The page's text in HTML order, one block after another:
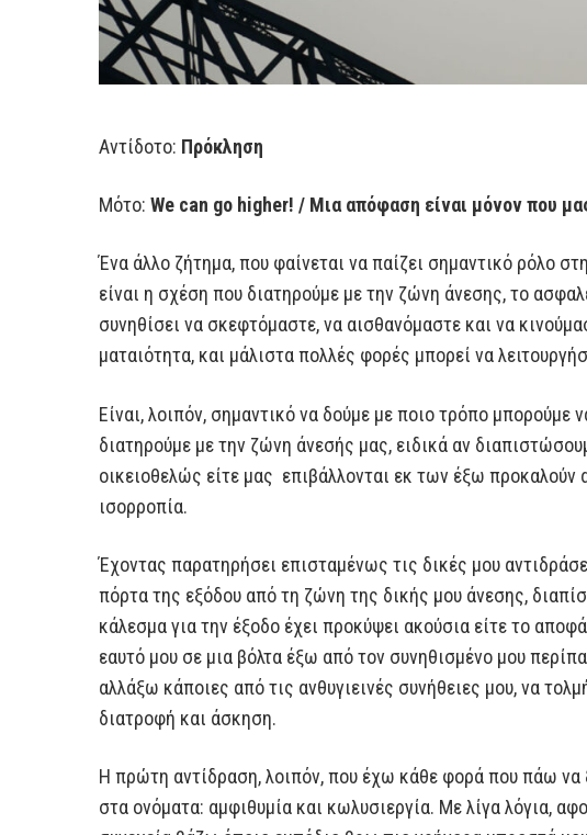
Αντίδοτο: Πρόκληση
Μότο: We can go higher! / Μια απόφαση είναι μόνον που
Ένα άλλο ζήτημα, που φαίνεται να παίζει σημαντικό ρόλο
είναι η σχέση που διατηρούμε με την ζώνη άνεσης, το
συνηθίσει να σκεφτόμαστε, να αισθανόμαστε και να
ματαιότητα, και μάλιστα πολλές φορές μπορεί να
Είναι, λοιπόν, σημαντικό να δούμε με ποιο τρόπο μπορούμε
διατηρούμε με την ζώνη άνεσής μας, ειδικά αν
οικειοθελώς είτε μας επιβάλλονται εκ των έξω
ισορροπία.
Έχοντας παρατηρήσει επισταμένως τις δικές μου
πόρτα της εξόδου από τη ζώνη της δικής μου άνεσης,
κάλεσμα για την έξοδο έχει προκύψει ακούσια είτε το
εαυτό μου σε μια βόλτα έξω από τον συνηθισμένο μου
αλλάξω κάποιες από τις ανθυγιεινές συνήθειες μου, να
διατροφή και άσκηση.
Η πρώτη αντίδραση, λοιπόν, που έχω κάθε φορά που πάω να
στα ονόματα: αμφιθυμία και κωλυσιεργία. Με λίγα λόγια,